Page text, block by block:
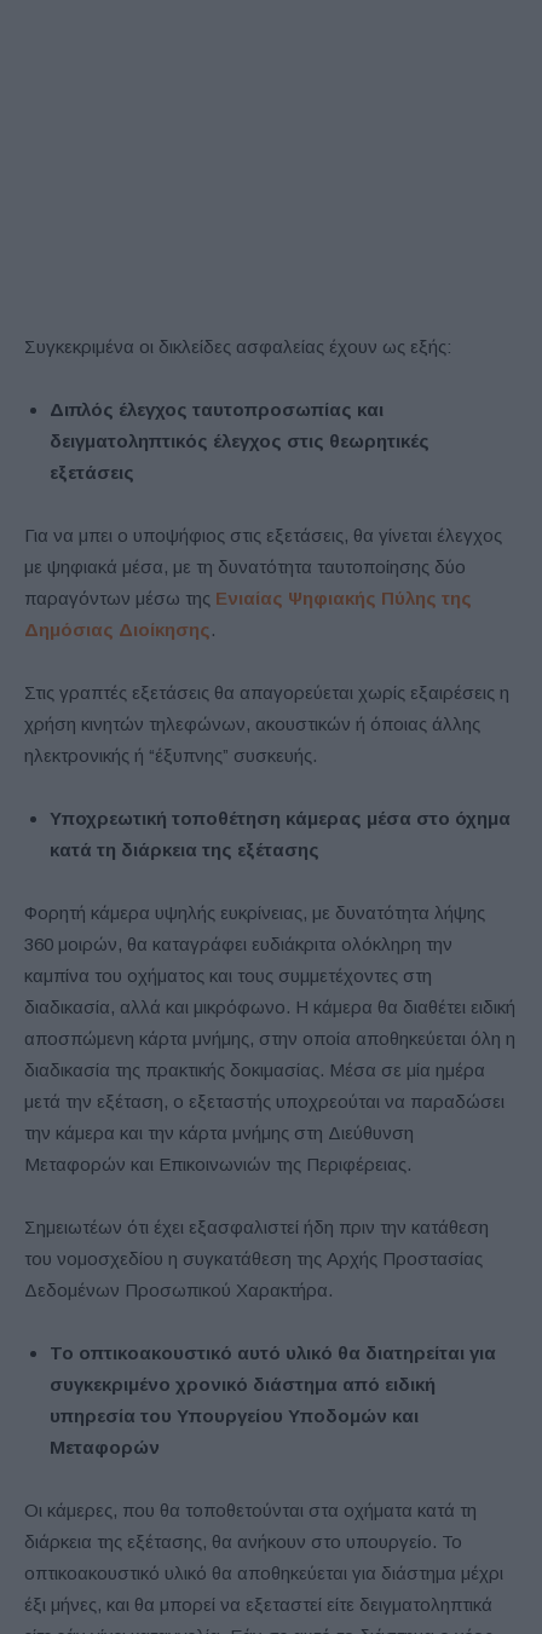
Συγκεκριμένα οι δικλείδες ασφαλείας έχουν ως εξής:
Διπλός έλεγχος ταυτοπροσωπίας και
δειγματοληπτικός έλεγχος στις θεωρητικές
εξετάσεις
Για να μπει ο υποψήφιος στις εξετάσεις, θα γίνεται έλεγχος
με ψηφιακά μέσα, με τη δυνατότητα ταυτοποίησης δύο
παραγόντων μέσω της Ενιαίας Ψηφιακής Πύλης της
Δημόσιας Διοίκησης .
Στις γραπτές εξετάσεις θα απαγορεύεται χωρίς εξαιρέσεις η
χρήση κινητών τηλεφώνων, ακουστικών ή όποιας άλλης
ηλεκτρονικής ή “έξυπνης” συσκευής.
Υποχρεωτική τοποθέτηση κάμερας μέσα στο όχημα
κατά τη διάρκεια της εξέτασης
Φορητή κάμερα υψηλής ευκρίνειας, με δυνατότητα λήψης
360 μοιρών, θα καταγράφει ευδιάκριτα ολόκληρη την
καμπίνα του οχήματος και τους συμμετέχοντες στη
διαδικασία, αλλά και μικρόφωνο. Η κάμερα θα διαθέτει ειδική
αποσπώμενη κάρτα μνήμης, στην οποία αποθηκεύεται όλη η
διαδικασία της πρακτικής δοκιμασίας. Μέσα σε μία ημέρα
μετά την εξέταση, ο εξεταστής υποχρεούται να παραδώσει
την κάμερα και την κάρτα μνήμης στη Διεύθυνση
Μεταφορών και Επικοινωνιών της Περιφέρειας.
Σημειωτέων ότι έχει εξασφαλιστεί ήδη πριν την κατάθεση
του νομοσχεδίου η συγκατάθεση της Αρχής Προστασίας
Δεδομένων Προσωπικού Χαρακτήρα.
Το οπτικοακουστικό αυτό υλικό θα διατηρείται για
συγκεκριμένο χρονικό διάστημα από ειδική
υπηρεσία του Υπουργείου Υποδομών και
Μεταφορών
Οι κάμερες, που θα τοποθετούνται στα οχήματα κατά τη
διάρκεια της εξέτασης, θα ανήκουν στο υπουργείο. Το
οπτικοακουστικό υλικό θα αποθηκεύεται για διάστημα μέχρι
έξι μήνες, και θα μπορεί να εξεταστεί είτε δειγματοληπτικά